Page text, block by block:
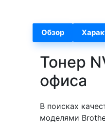
Обзор
Тонер
офиса
В поисках
моделями